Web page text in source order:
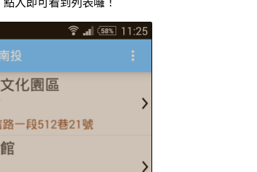
入即可看到列表囉！